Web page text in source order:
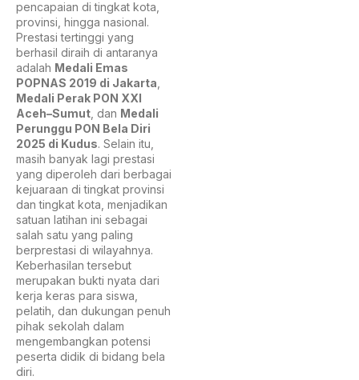
pencapaian di tingkat kota,
provinsi, hingga nasional.
Prestasi tertinggi yang
berhasil diraih di antaranya
adalah Medali Emas
POPNAS 2019 di Jakarta
Medali Perak PON XXI
Aceh–Sumut , dan Medali
Perunggu PON Bela Diri
2025 di Kudus. Selain itu,
masih banyak lagi prestasi
yang diperoleh dari berbagai
kejuaraan di tingkat provinsi
dan tingkat kota, menjadikan
satuan latihan ini sebagai
salah satu yang paling
berprestasi di wilayahnya.
Keberhasilan tersebut
merupakan bukti nyata dari
kerja keras para siswa,
pelatih, dan dukungan penuh
pihak sekolah dalam
mengembangkan potensi
peserta didik di bidang bela
diri.